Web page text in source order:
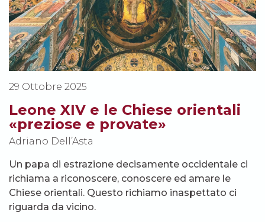
29 Ottobre 2025
Leone XIV e le Chiese orientali
«preziose e provate»
Adriano Dell’Asta
Un papa di estrazione decisamente occidentale ci
richiama a riconoscere, conoscere ed amare le
Chiese orientali. Questo richiamo inaspettato ci
riguarda da vicino.